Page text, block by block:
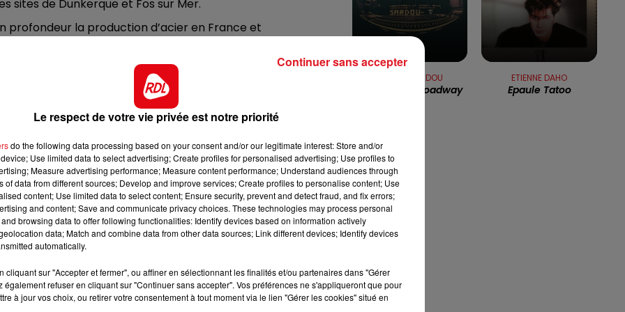
10h00 - 12h00
RDL WEEKEND
7h00 - 10h00
RDL WEEK-END
sites de Dunkerque et Fos sur Mer.
la production d’acier en France et
% des émissions de CO2 d’ArcelorMittal en France,
représentera une réduction de 10 % des émissions
l’industrie française de l’acier dans la trajectoire de
d’environ 1,7 milliard d’euros pour accélérer
ses capacités de production.
de réduction directe »(DRI), d’une capacité de 2,5
de l’hydrogène, sans recourir au charbon.Cette
four électrique, et complétée par un four électrique
pour augmenter la part d’acier recyclé dans la
à compter de 2027 etremplaceront
de Dunkerque.
Vice-Président Action Climat ArcelorMittal Europe, a
MICHEL SARDOU
La Java De Broadway
ETIENNE DAHO
Epaule Tatoo
Le respect de votre vie privée est notre priorité
do the following data processing based on your consent and/or our legitimate interest: Store and/or
Use limited data to select advertising; Create profiles for personalised advertising; Use profiles to
Measure advertising performance; Measure content performance; Understand audiences through
of data from different sources; Develop and improve services; Create profiles to personalise content; Use
content; Use limited data to select content; Ensure security, prevent and detect fraud, and fix errors;
and content; Save and communicate privacy choices. These technologies may process personal
browsing data to offer following functionalities: Identify devices based on information actively
data; Match and combine data from other data sources; Link different devices; Identify devices
automatically.
cliquant sur "Accepter et fermer", ou affiner en sélectionnant les finalités et/ou partenaires dans "Gérer
également refuser en cliquant sur "Continuer sans accepter". Vos préférences ne s'appliqueront que pour
à jour vos choix, ou retirer votre consentement à tout moment via le lien "Gérer les cookies" situé en
Continuer sans accepter